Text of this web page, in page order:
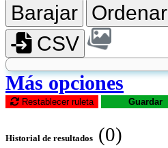
Barajar Ordenar
CSV
Más opciones
Restablecer ruleta Guardar
Historial de resultados (0)